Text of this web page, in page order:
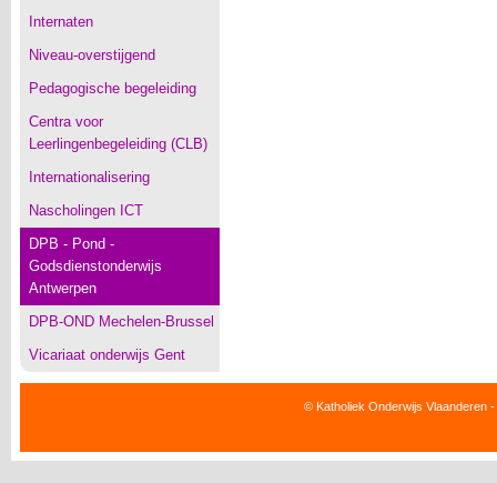
Internaten
Niveau-overstijgend
Pedagogische begeleiding
Centra voor
Leerlingenbegeleiding (CLB)
Internationalisering
Nascholingen ICT
DPB - Pond -
Godsdienstonderwijs
Antwerpen
DPB-OND Mechelen-Brussel
Vicariaat onderwijs Gent
© Katholiek Onderwijs Vlaanderen